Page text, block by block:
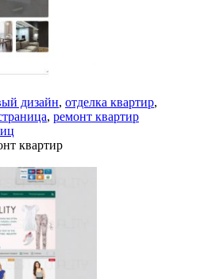
дизайн, отделка квартир,
, ремонт квартир
квартир